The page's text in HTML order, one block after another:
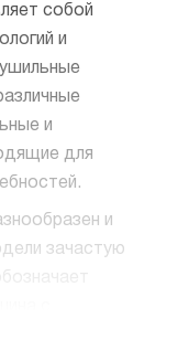
собой
и
и
для
и
зачастую
числовая